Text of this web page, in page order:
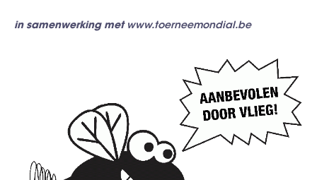
in samenwerking met www.toerneemondial.be